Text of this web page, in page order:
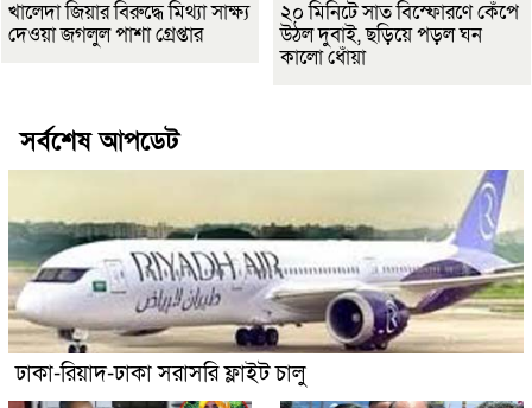
খালেদা জিয়ার বিরুদ্ধে মিথ্যা সাক্ষ্য
দেওয়া জগলুল পাশা গ্রেপ্তার
২০ মিনিটে সাত বিস্ফোরণে কেঁপে
উঠল দুবাই, ছড়িয়ে পড়ল ঘন
কালো ধোঁয়া
সর্বশেষ আপডেট
ঢাকা-রিয়াদ-ঢাকা সরাসরি ফ্লাইট চালু